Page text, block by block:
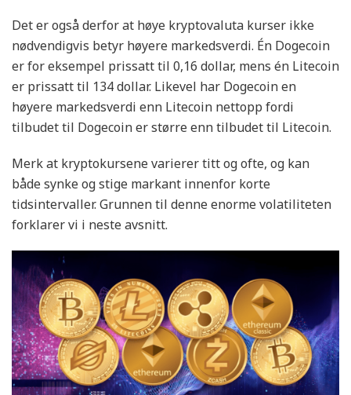
Det er også derfor at høye kryptovaluta kurser ikke
nødvendigvis betyr høyere markedsverdi. Én Dogecoin
er for eksempel prissatt til 0,16 dollar, mens én Litecoin
er prissatt til 134 dollar. Likevel har Dogecoin en
høyere markedsverdi enn Litecoin nettopp fordi
tilbudet til Dogecoin er større enn tilbudet til Litecoin.
Merk at kryptokursene varierer titt og ofte, og kan
både synke og stige markant innenfor korte
tidsintervaller. Grunnen til denne enorme volatiliteten
forklarer vi i neste avsnitt.